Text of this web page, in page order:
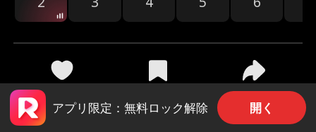
共有
アプリ限定：無料ロック解除 開く